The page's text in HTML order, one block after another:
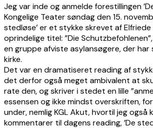
Jeg var inde og anmelde forestillingen
Kongelige Teater søndag den 15.
stedløse’ er et stykke skrevet af Elfriede
oprindelige titel: ”Die
en gruppe afviste asylansøgere, der
kirke.
Det var en dramatiseret reading af
det derfor også meget ambivalent at
rate den, og skriver i stedet en lille
essensen og ikke mindst overskriften,
under, nemlig KGL Akut, hvortil jeg også
kommentarer til dagens reading, ’De